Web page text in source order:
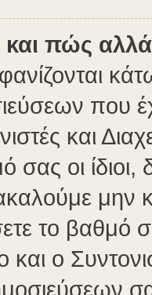
και πώς
που
και
οι ίδιοι,
μην
το βαθμό
και ο